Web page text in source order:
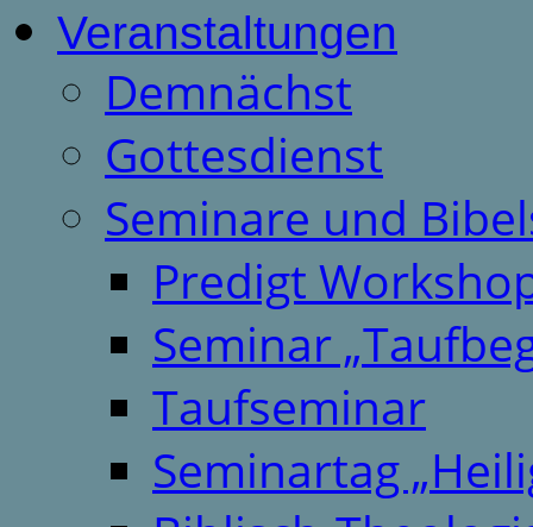
Veranstaltungen
Demnächst
Gottesdienst
Seminare und
Predigt
Seminar
Taufseminar
Seminartag